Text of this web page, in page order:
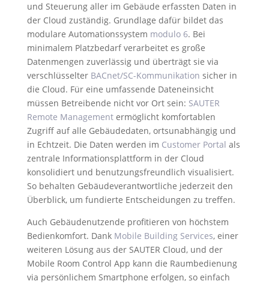
und Steuerung aller im Gebäude erfassten Daten in
der Cloud zuständig. Grundlage dafür bildet das
modulare Automationssystem modulo 6. Bei
minimalem Platzbedarf verarbeitet es große
Datenmengen zuverlässig und überträgt sie via
verschlüsselter BACnet/SC-Kommunikation sicher in
die Cloud. Für eine umfassende Dateneinsicht
müssen Betreibende nicht vor Ort sein: SAUTER
Remote Managementermöglicht komfortablen
Zugriff auf alle Gebäudedaten, ortsunabhängig und
in Echtzeit. Die Daten werden im Customer Portal als
zentrale Informationsplattform in der Cloud
konsolidiert und benutzungsfreundlich visualisiert.
So behalten Gebäudeverantwortliche jederzeit den
Überblick, um fundierte Entscheidungen zu treffen.
Auch Gebäudenutzende profitieren von höchstem
Bedienkomfort. Dank Mobile Building Services, einer
weiteren Lösung aus der SAUTER Cloud, und der
Mobile Room Control App kann die Raumbedienung
via persönlichem Smartphone erfolgen, so einfach